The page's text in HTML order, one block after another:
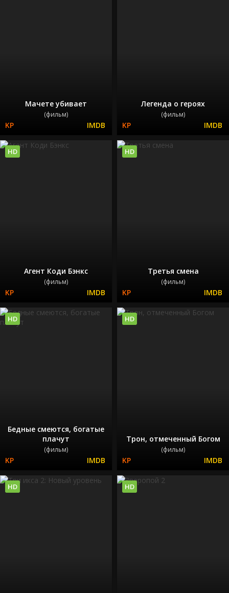
Мачете убивает
(фильм)
Легенда о героях
(фильм)
Агент Коди Бэнкс
(фильм)
HD
Третья смена
(фильм)
HD
Бедные смеются, богатые
плачут
(фильм)
HD
Трон, отмеченный Богом
(фильм)
HD
HD HD